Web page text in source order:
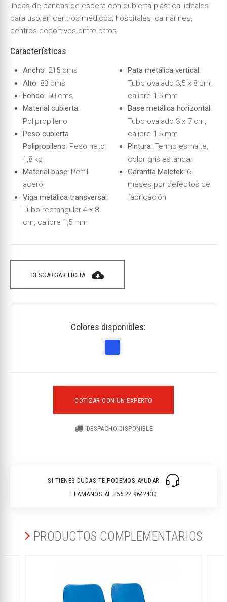
líneas de bancas de espera con cubierta plástica, ideales
para uso en centros médicos, hospitales, camarines,
centros deportivos entre otros.
Características
Ancho: 215 cms
Alto: 83 cms
Fondo: 50 cms
Material cubierta:
Polipropileno
Peso cubierta
Polipropileno: Peso neto:
1,8 kg
Material base: Perfil
acero
Viga metálica transversal:
Tubo rectangular 4 x 8
cm, calibre 1,5 mm
Pata metálica vertical:
Tubo ovalado 3,5 x 8 cm,
calibre 1,5 mm
Base metálica horizontal:
Tubo ovalado 3 x 7 cm,
calibre 1,5 mm
Pintura: Termo esmalte,
color gris estándar
Garantía Maletek: 6
meses por defectos de
fabricación
DESCARGAR FICHA cloud_download
Colores disponibles:
COTIZAR CON UN EXPERTO
DESPACHO DISPONIBLE
SI TIENES DUDAS TE PODEMOS AYUDAR
LLÁMANOS AL +56 22 9642430
PRODUCTOS COMPLEMENTARIOS